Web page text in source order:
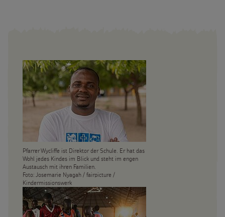
Pfarrer Wycliffe ist Direktor der Schule. Er hat das
Wohl jedes Kindes im Blick und steht im engen
Austausch mit ihren Familien.
Foto: Josemarie Nyagah / fairpicture /
Kindermissionswerk